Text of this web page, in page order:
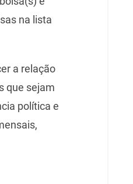
na lista
a relação
que sejam
política e